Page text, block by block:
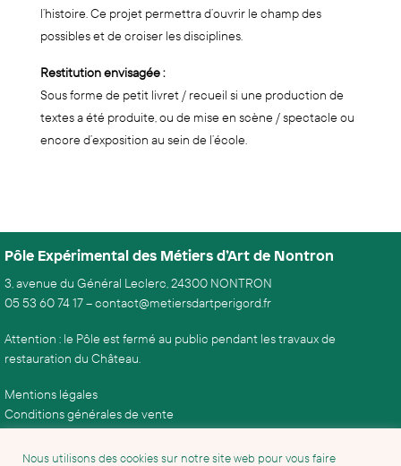
l’histoire. Ce projet permettra d’ouvrir le champ des
possibles et de croiser les disciplines.
Restitution envisagée :
Sous forme de petit livret / recueil si une production de
textes a été produite, ou de mise en scène / spectacle ou
encore d’exposition au sein de l’école.
Pôle Expérimental des Métiers d’Art de Nontron
3, avenue du Général Leclerc, 24300 NONTRON
05 53 60 74 17–contact@metiersdartperigord.fr
Attention : le Pôle est fermé au public pendant les travaux de
restauration du Château.
Mentions légales
Conditions générales de vente
Nous utilisons des cookies sur notre site web pour vous faire